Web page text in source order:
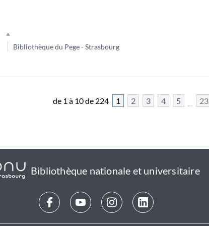
Bibliothèque du Pege - Strasbourg
de 1 à 10 de 224 1 2 3 4 5 23
Bibliothèque nationale et universitaire